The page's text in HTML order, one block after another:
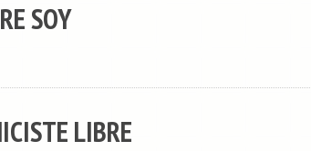
SOY
LIBRE